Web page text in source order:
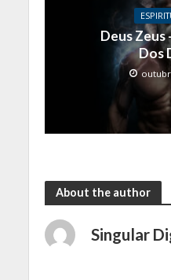
Deus Zeus
Dos
About the author
Singular